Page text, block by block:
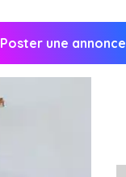
Poster une annonce